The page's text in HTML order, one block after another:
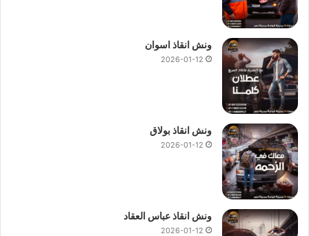
ونش انقاذ اسوان
2026-01-12
ونش انقاذ بولاق
2026-01-12
ونش انقاذ عباس العقاد
2026-01-12